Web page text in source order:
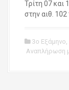
Τρίτη 07 και
στην αιθ.
3ο Εξάμηνο,
Αναπλήρωση